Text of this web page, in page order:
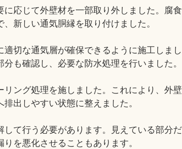
応じて外壁材を一部取り外しました。腐
新しい通気胴縁を取り付けました。
切な通気層が確保できるように施工しまし
も確認し、必要な防水処理を行いました。
ング処理を施しました。これにより、外
出しやすい状態に整えました。
て行う必要があります。見えている部分
を悪化させることもあります。